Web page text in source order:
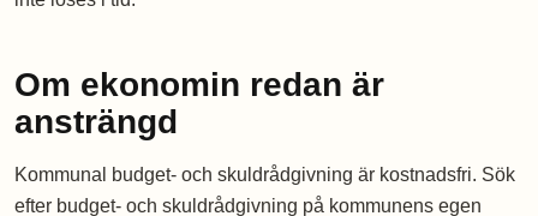
Om ekonomin redan är
ansträngd
Kommunal budget- och skuldrådgivning är kostnadsfri. Sök
efter budget- och skuldrådgivning på kommunens egen